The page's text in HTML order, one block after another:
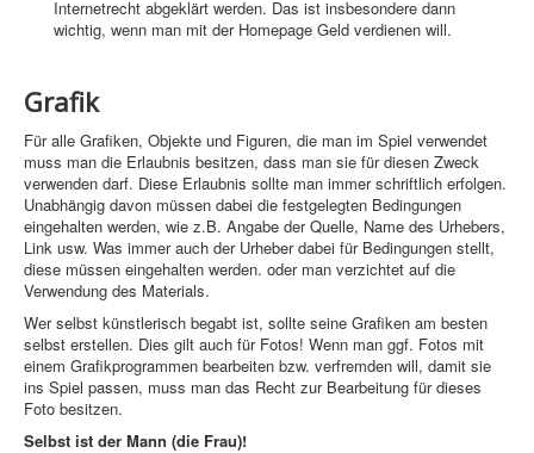
PHP
CMS
Grafik
JavaScript
Sicherheit
Home
PovRay
PHP
Webdesign
Internetrecht abgeklärt werden. Das ist insbesondere dann
wichtig, wenn man mit der Homepage Geld verdienen will.
Grafik
Für alle Grafiken, Objekte und Figuren, die man im Spiel verwendet
muss man die Erlaubnis besitzen, dass man sie für diesen Zweck
verwenden darf. Diese Erlaubnis sollte man immer schriftlich erfolgen.
Unabhängig davon müssen dabei die festgelegten Bedingungen
eingehalten werden, wie z.B. Angabe der Quelle, Name des Urhebers,
Link usw. Was immer auch der Urheber dabei für Bedingungen stellt,
diese müssen eingehalten werden. oder man verzichtet auf die
Verwendung des Materials.
Wer selbst künstlerisch begabt ist, sollte seine Grafiken am besten
selbst erstellen. Dies gilt auch für Fotos! Wenn man ggf. Fotos mit
einem Grafikprogrammen bearbeiten bzw. verfremden will, damit sie
ins Spiel passen, muss man das Recht zur Bearbeitung für dieses
Foto besitzen.
Selbst ist der Mann (die Frau)!